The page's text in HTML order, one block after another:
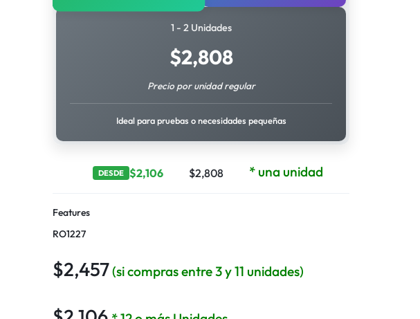
1 - 2 Unidades
$2,808
Precio por unidad regular
Ideal para pruebas o necesidades pequeñas
DESDE $2,106 $2,808 * una unidad
Features
RO1227
$2,457(si compras entre 3 y 11 unidades)